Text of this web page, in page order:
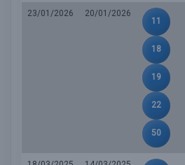
23/01/2026
20/01/2026
11
18
19
22
50